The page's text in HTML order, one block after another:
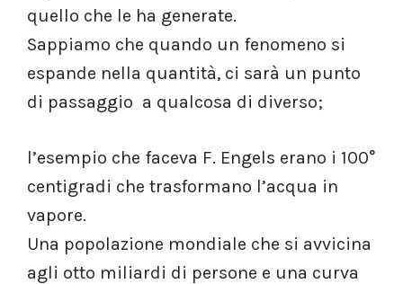
quello che le ha generate.
Sappiamo che quando un fenomeno si
espande nella quantità, ci sarà un punto
di passaggio a qualcosa di diverso;
l’esempio che faceva F. Engels erano i 100°
centigradi che trasformano l’acqua in
vapore.
Una popolazione mondiale che si avvicina
agli otto miliardi di persone e una curva